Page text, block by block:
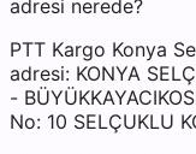
adresi nerede?
PTT Kargo Konya
adresi: KONYA
-
No: 10 SELÇUKLU